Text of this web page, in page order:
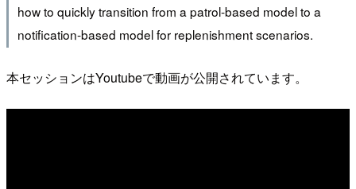
how to quickly transition from a patrol-based model to a
notification-based model for replenishment scenarios.
本セッションはYoutubeで動画が公開されています。